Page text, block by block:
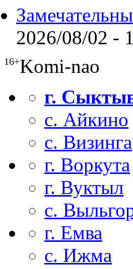
2026/08/02 -
16+Komi-nao
г.
с. Айкино
с. Визинга
г. Воркута
г. Вуктыл
с.
г. Емва
с. Ижма